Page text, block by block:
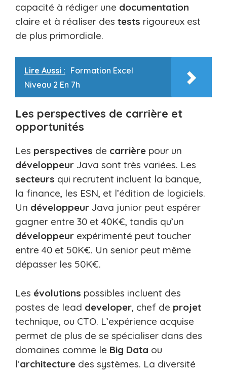
capacité à rédiger une documentation
claire et à réaliser des tests rigoureux est
de plus primordiale.
Lire Aussi : Formation Excel
Niveau 2 En 7h
Les perspectives de carrière et
opportunités
Les perspectives de carrière pour un
développeur Java sont très variées. Les
secteurs qui recrutent incluent la banque,
la finance, les ESN, et l’édition de logiciels.
Un développeur Java junior peut espérer
gagner entre 30 et 40K€, tandis qu’un
développeur expérimenté peut toucher
entre 40 et 50K€. Un senior peut même
dépasser les 50K€.
Les évolutions possibles incluent des
postes de lead developer, chef de projet
technique, ou CTO. L’expérience acquise
permet de plus de se spécialiser dans des
domaines comme le Big Data ou
l’architecture des systèmes. La diversité